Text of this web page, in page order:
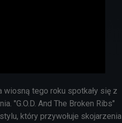
wiosną tego roku spotkały się z
"G.O.D. And The Broken Ribs"
który przywołuje skojarzenia